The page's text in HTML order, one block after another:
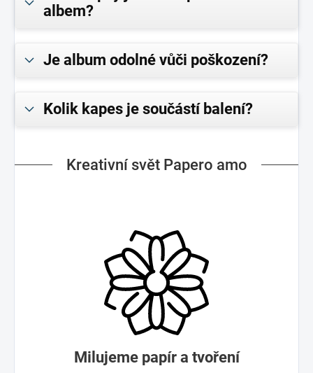
albem?
Je album odolné vůči poškození?
Kolik kapes je součástí balení?
Kreativní svět Papero amo
Milujeme papír a tvoření